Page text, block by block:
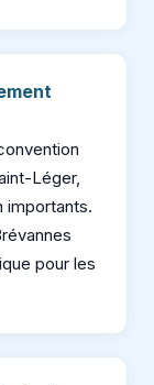
Léger,
importants.
pour les